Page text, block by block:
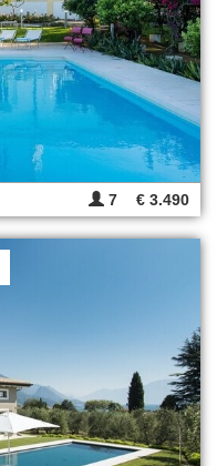
7 € 3.490